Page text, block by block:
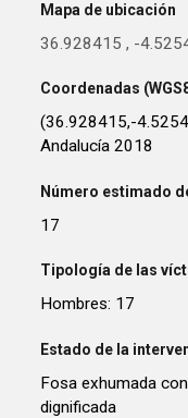
Mapa de ubicación
36.928415 , -
Coordenadas
(36.928415,-
Andalucía 2018
Número estimado
17
Tipología de las
Hombres: 17
Estado de la
Fosa exhumada
dignificada